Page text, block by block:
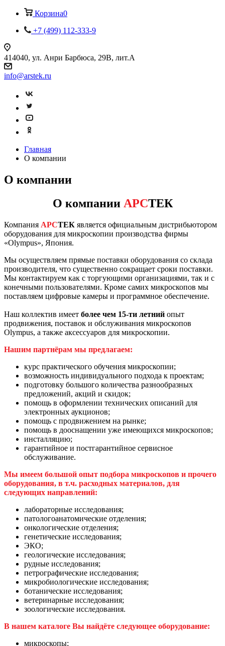
Корзина0
+7 (499) 112-333-9
414040, ул. Анри Барбюса, 29В, лит.А
info@arstek.ru
Главная
О компании
О компании
О компании АРСТЕК
Компания АРСТЕК является официальным дистрибьютором
оборудования для микроскопии производства фирмы
«Olympus», Япония.
Мы осуществляем прямые поставки оборудования со склада
производителя, что существенно сокращает сроки поставки.
Мы контактируем как с торгующими организациями, так и с
конечными пользователями. Кроме самих микроскопов мы
поставляем цифровые камеры и программное обеспечение.
Наш коллектив имеет более чем 15-ти летний опыт
продвижения, поставок и обслуживания микроскопов
Olympus, а также аксессуаров для микроскопии.
Нашим партнёрам мы предлагаем:
курс практического обучения микроскопии;
возможность индивидуального подхода к проектам;
подготовку большого количества разнообразных
предложений, акций и скидок;
помощь в оформлении технических описаний для
электронных аукционов;
помощь с продвижением на рынке;
помощь в дооснащении уже имеющихся микроскопов;
инсталляцию;
гарантийное и постгарантийное сервисное
обслуживание.
Мы имеем большой опыт подбора микроскопов и прочего
оборудования, в т.ч. расходных материалов, для
следующих направлений:
лабораторные исследования;
патологоанатомические отделения;
онкологические отделения;
генетические исследования;
ЭКО;
геологические исследования;
рудные исследования;
петрографические исследования;
микробиологические исследования;
ботанические исследования;
ветеринарные исследования;
зоологические исследования.
В нашем каталоге Вы найдёте следующее оборудование:
микроскопы;